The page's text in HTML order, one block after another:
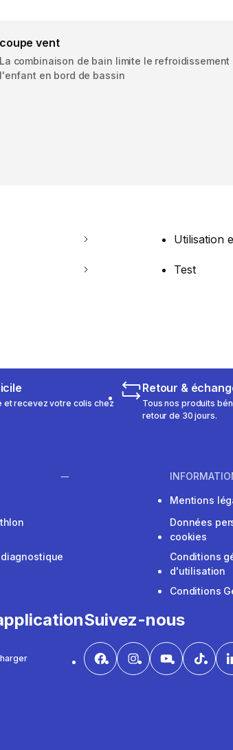
coupe vent
La combinaison de bain limite le refroidissement
l'enfant en bord de bassin
Utilisation
Test
et recevez votre colis chez
Retour &
Tous nos produits
retour de 30 jours.
Mentions
Données
cookies
Conditions
d'utilisation
Conditions
Suivez-nous